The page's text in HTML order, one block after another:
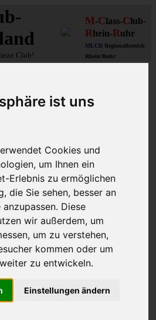
ist uns
Cookies und
um Ihnen ein
Erlebnis zu ermöglichen
die Sie sehen, besser an
Diese
wir außerdem, um
um zu verstehen,
kommen oder um
zu entwickeln.
Einstellungen ändern
Club!
M-Class-Club-
Rhein-Ruhr
MLCD Regionalbereich
Rhein/Ruhr
Foren-Übersicht
11:22
W164 W166 V167
MLCD-Interessierte